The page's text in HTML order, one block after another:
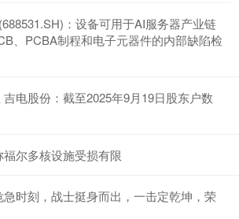
：设备可用于AI服务器产业链
、PCBA制程和电子元器件的内部缺陷检
电股份：截至2025年9月19日股东户数
尔多核设施受损有限
时刻，战士挺身而出，一击定乾坤，荣